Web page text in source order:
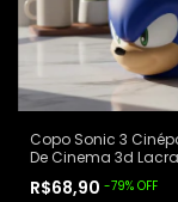
Copo Sonic 3
De Cinema 3d
R$68,90 -79% OFF